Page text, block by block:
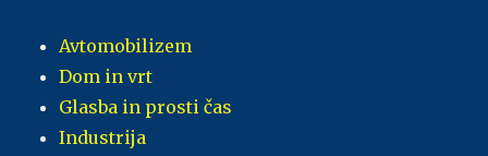
Avtomobilizem
Dom in vrt
Glasba in prosti čas
Industrija